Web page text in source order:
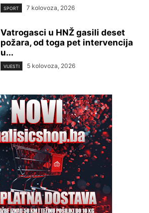
SPORT 7 kolovoza, 2026
Vatrogasci u HNŽ gasili deset
požara, od toga pet intervencija
u...
VIJESTI 5 kolovoza, 2026